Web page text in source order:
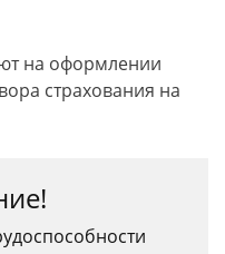
на оформлении
страхования на